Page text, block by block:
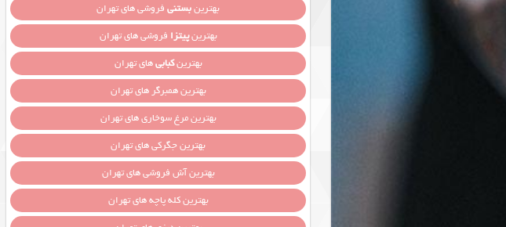
بهترینبستنیفروشی های تهران
بهترینپیتزا فروشی های تهران
بهترینکبابیهای تهران
بهترین همبرگر های تهران
بهترین مرغ سوخاری های تهران
بهترین جگرکی های تهران
بهترین آش فروشی های تهران
بهترین کله پاچه های تهران